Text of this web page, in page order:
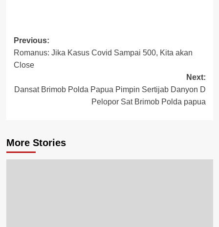
Post
navigation
Previous:
Romanus: Jika Kasus Covid Sampai 500, Kita akan
Close
Next:
Dansat Brimob Polda Papua Pimpin Sertijab Danyon D
Pelopor Sat Brimob Polda papua
More Stories